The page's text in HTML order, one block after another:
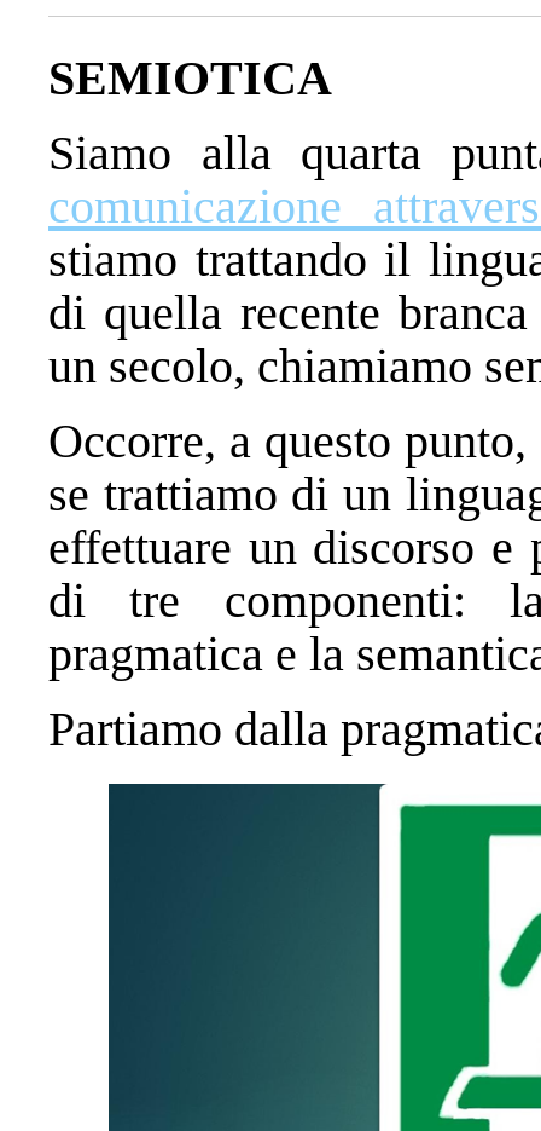
SEMIOTICA
Siamo alla quarta
comunicazione
stiamo trattando il
di quella recente
un secolo, chiamiamo
Occorre, a questo
se trattiamo di un
effettuare un discorso e
di tre componenti:
pragmatica e la
Partiamo dalla